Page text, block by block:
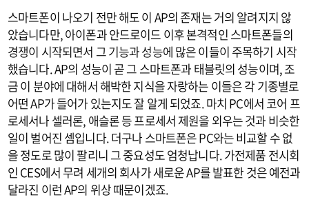
스마트폰이 나오기 전만 해도 이 AP의 존재는 거의 알려지지 않
았습니다만, 아이폰과 안드로이드 이후 본격적인 스마트폰들의
경쟁이 시작되면서 그 기능과 성능에 많은 이들이 주목하기 시작
했습니다. AP의 성능이 곧 그 스마트폰과 태블릿의 성능이며, 조
금 이 분야에 대해서 해박한 지식을 자랑하는 이들은 각 기종별로
어떤 AP가 들어가 있는지도 잘 알게 되었죠. 마치 PC에서 코어 프
로세서나 셀러론, 애슬론 등 프로세서 제원을 외우는 것과 비슷한
일이 벌어진 셈입니다. 더구나 스마트폰은 PC와는 비교할 수 없
을 정도로 많이 팔리니 그 중요성도 엄청납니다. 가전제품 전시회
인 CES에서 무려 세개의 회사가 새로운 AP를 발표한 것은 예전과
달라진 이런 AP의 위상 때문이겠죠.